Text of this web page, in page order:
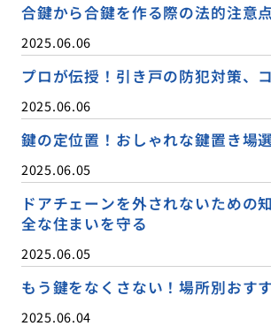
合鍵から合鍵を作る際の法的注意点
2025.06.06
プロが伝授！引き戸の防犯対策、
2025.06.06
鍵の定位置！おしゃれな鍵置き場
2025.06.05
ドアチェーンを外されないための
全な住まいを守る
2025.06.05
もう鍵をなくさない！場所別おす
2025.06.04